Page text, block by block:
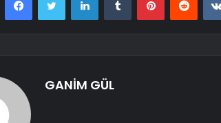
GANİM GÜL